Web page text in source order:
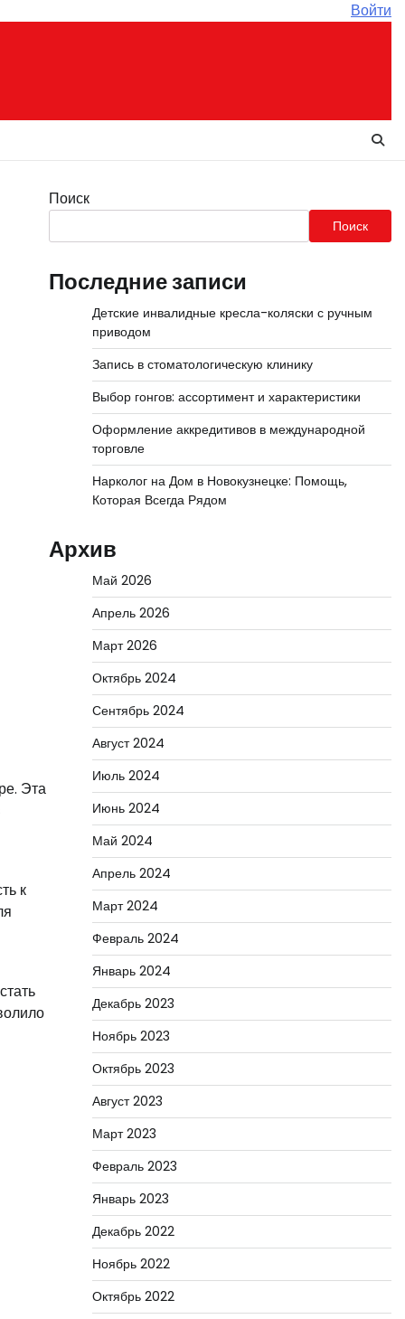
Войти
Эта
к
Поиск
Поиск
Последние записи
Детские инвалидные кресла-коляски с ручным
приводом
Запись в стоматологическую клинику
Выбор гонгов: ассортимент и характеристики
Оформление аккредитивов в международной
торговле
Нарколог на Дом в Новокузнецке: Помощь,
Которая Всегда Рядом
Архив
Май 2026
Апрель 2026
Март 2026
Октябрь 2024
Сентябрь 2024
Август 2024
Июль 2024
Июнь 2024
Май 2024
Апрель 2024
Март 2024
Февраль 2024
Январь 2024
Декабрь 2023
Ноябрь 2023
Октябрь 2023
Август 2023
Март 2023
Февраль 2023
Январь 2023
Декабрь 2022
Ноябрь 2022
Октябрь 2022